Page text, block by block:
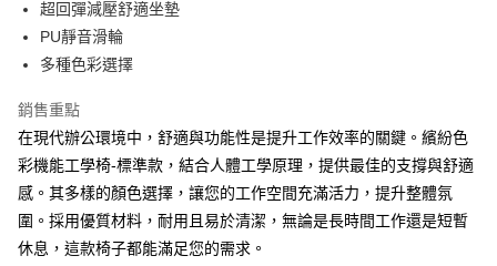
超回彈減壓舒適坐墊
PU靜音滑輪
多種色彩選擇
銷售重點
在現代辦公環境中，舒適與功能性是提升工作效率的關鍵。繽紛色
彩機能工學椅-標準款，結合人體工學原理，提供最佳的支撐與舒適
感。其多樣的顏色選擇，讓您的工作空間充滿活力，提升整體氛
圍。採用優質材料，耐用且易於清潔，無論是長時間工作還是短暫
休息，這款椅子都能滿足您的需求。